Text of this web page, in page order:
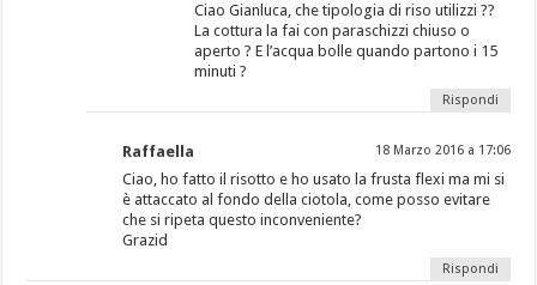
Ciao Gianluca, che tipologia di riso utilizzi ??
La cottura la fai con paraschizzi chiuso o
aperto ? E l’acqua bolle quando partono i 15
minuti ?
Rispondi
Raffaella 18 Marzo 2016 a 17:06
Ciao, ho fatto il risotto e ho usato la frusta flexi ma mi si
è attaccato al fondo della ciotola, come posso evitare
che si ripeta questo inconveniente?
Grazid
Rispondi